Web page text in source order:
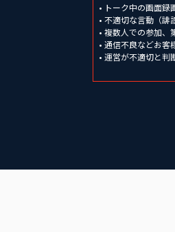
• トーク中の画面録
• 不適切な言動（
• 複数人での参加
• 通信不良などお
• 運営が不適切と